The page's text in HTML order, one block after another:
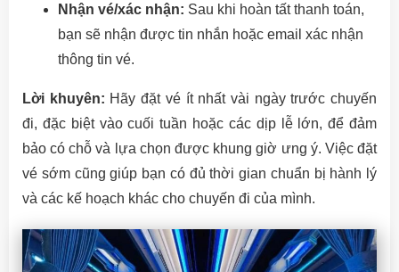
Nhận vé/xác nhận: Sau khi hoàn tất thanh toán,
bạn sẽ nhận được tin nhắn hoặc email xác nhận
thông tin vé.
Lời khuyên: Hãy đặt vé ít nhất vài ngày trước chuyến
đi, đặc biệt vào cuối tuần hoặc các dịp lễ lớn, để đảm
bảo có chỗ và lựa chọn được khung giờ ưng ý. Việc đặt
vé sớm cũng giúp bạn có đủ thời gian chuẩn bị hành lý
và các kế hoạch khác cho chuyến đi của mình.